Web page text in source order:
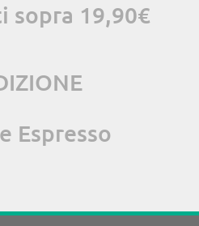
sopra 19,90€
Espresso